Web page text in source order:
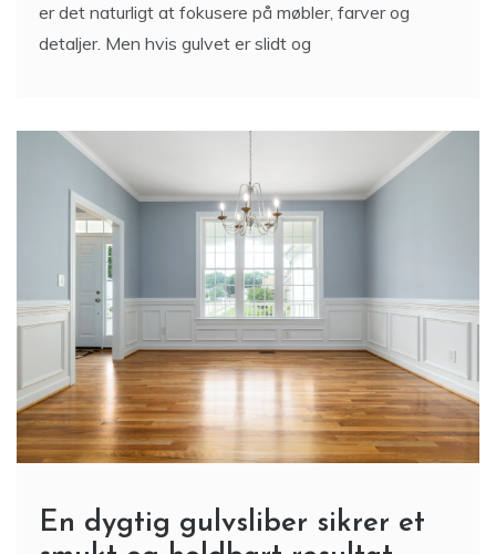
er det naturligt at fokusere på møbler, farver og
detaljer. Men hvis gulvet er slidt og
En dygtig gulvsliber sikrer et